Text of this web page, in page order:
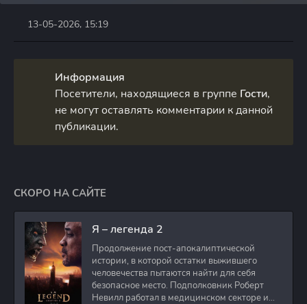
13-05-2026, 15:19
Информация
Посетители, находящиеся в группе Гости,
не могут оставлять комментарии к данной
публикации.
СКОРО НА САЙТЕ
Я – легенда 2
Продолжение пост-апокалиптической
истории, в которой остатки выжившего
человечества пытаются найти для себя
безопасное место. Подполковник Роберт
Невилл работал в медицинском секторе и